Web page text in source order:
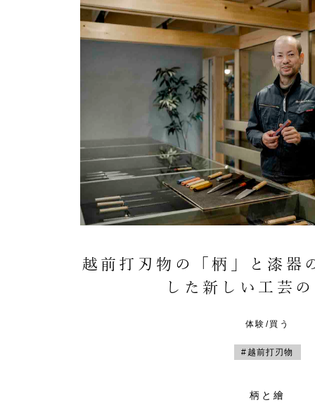
越前打刃物の「柄」と漆器
した新しい工芸
体験/買う
#越前打刃物
柄と繪